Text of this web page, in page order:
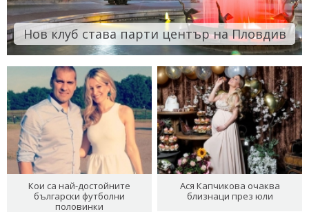
Нов клуб става парти център на Пловдив
Кои са най-достойните
български футболни
половинки
Ася Капчикова очаква
близнаци през юли